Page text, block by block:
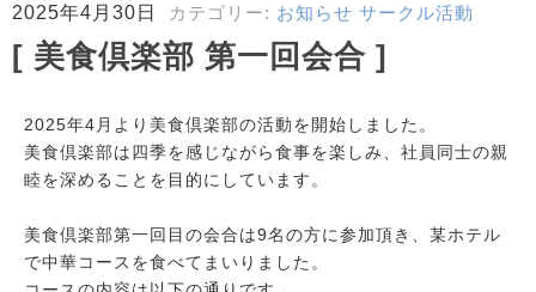
2025年4月30日 カテゴリー: お知らせ サークル活動
[ 美食倶楽部 第一回会合 ]
2025年4月より美食倶楽部の活動を開始しました。
美食倶楽部は四季を感じながら食事を楽しみ、社員同士の親
睦を深めることを目的にしています。
美食倶楽部第一回目の会合は9名の方に参加頂き、某ホテル
で中華コースを食べてまいりました。